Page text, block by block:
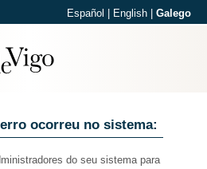
Español English Galego
ocorreu no sistema:
do seu sistema para